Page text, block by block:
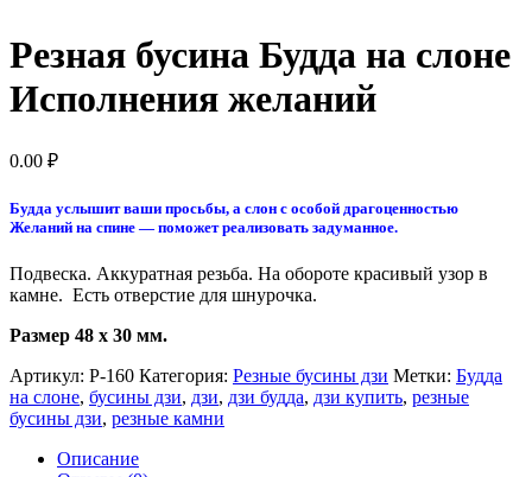
Резная бусина Будда на слоне
Исполнения желаний
0.00 ₽
Будда услышит ваши просьбы, а слон с особой драгоценностью
Желаний на спине — поможет реализовать задуманное.
Подвеска. Аккуратная резьба. На обороте красивый узор в
камне. Есть отверстие для шнурочка.
Размер 48 x 30 мм.
Артикул: Р-160 Категория: Резные бусины дзи Метки: Будда
на слоне, бусины дзи, дзи, дзи будда, дзи купить, резные
бусины дзи, резные камни
Описание